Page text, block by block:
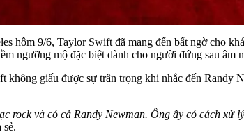
hôm 9/6, Taylor Swift đã mang đến bất ngờ cho
ngưỡng mộ đặc biệt dành cho người đứng sau âm
giấu được sự trân trọng khi nhắc đến Randy
rock và có cả Randy Newman. Ông ấy có cách
sẻ.